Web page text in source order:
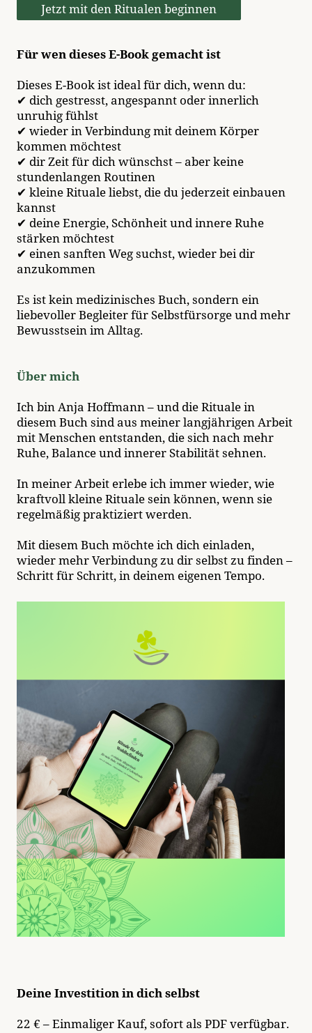
Jetzt mit den Ritualen beginnen
Für wen dieses E-Book gemacht ist
Dieses E-Book ist ideal für dich, wenn du:
✔ dich gestresst, angespannt oder innerlich
unruhig fühlst
✔ wieder in Verbindung mit deinem Körper
kommen möchtest
✔ dir Zeit für dich wünschst – aber keine
stundenlangen Routinen
✔ kleine Rituale liebst, die du jederzeit einbauen
kannst
✔ deine Energie, Schönheit und innere Ruhe
stärken möchtest
✔ einen sanften Weg suchst, wieder bei dir
anzukommen
Es ist kein medizinisches Buch, sondern ein
liebevoller Begleiter für Selbstfürsorge und mehr
Bewusstsein im Alltag.
Über mich
Ich bin Anja Hoffmann – und die Rituale in
diesem Buch sind aus meiner langjährigen Arbeit
mit Menschen entstanden, die sich nach mehr
Ruhe, Balance und innerer Stabilität sehnen.
In meiner Arbeit erlebe ich immer wieder, wie
kraftvoll kleine Rituale sein können, wenn sie
regelmäßig praktiziert werden.
Mit diesem Buch möchte ich dich einladen,
wieder mehr Verbindung zu dir selbst zu finden –
Schritt für Schritt, in deinem eigenen Tempo.
Deine Investition in dich selbst
22 € – Einmaliger Kauf, sofort als PDF verfügbar.